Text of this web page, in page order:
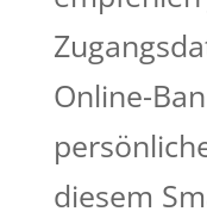
Online-
diesem